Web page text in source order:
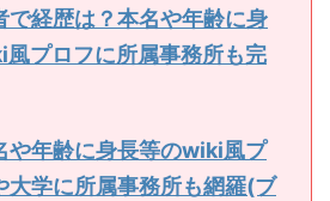
で経歴は？本名や年齢に身
プロフに所属事務所も完
や年齢に身長等のwiki風プ
大学に所属事務所も網羅(ブ